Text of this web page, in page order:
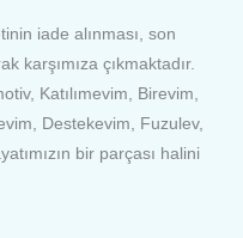
iade alınması, son
karşımıza çıkmaktadır.
Katılımevim, Birevim,
Destekevim, Fuzulev,
bir parçası halini